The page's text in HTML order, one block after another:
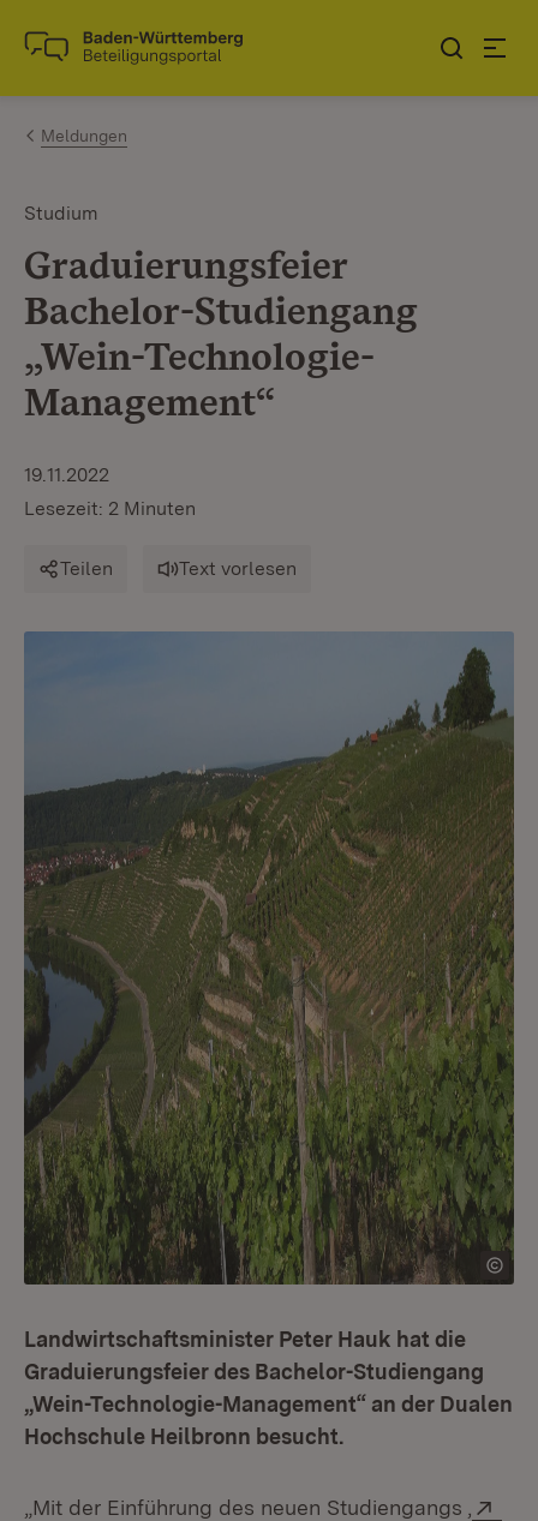
Zum Inhalt springen
Link zur Startseite
Meldungen
Studium
Graduierungsfeier
Bachelor-Studiengang
„Wein-Technologie-
Management“
19.11.2022
Lesezeit: 2 Minuten
Teilen Text vorlesen
Landwirtschaftsminister Peter Hauk hat die
Graduierungsfeier des Bachelor-Studiengang
„Wein-Technologie-Management“ an der Dualen
Hochschule Heilbronn besucht.
„Mit der Einführung des neuen Studiengangs ‚